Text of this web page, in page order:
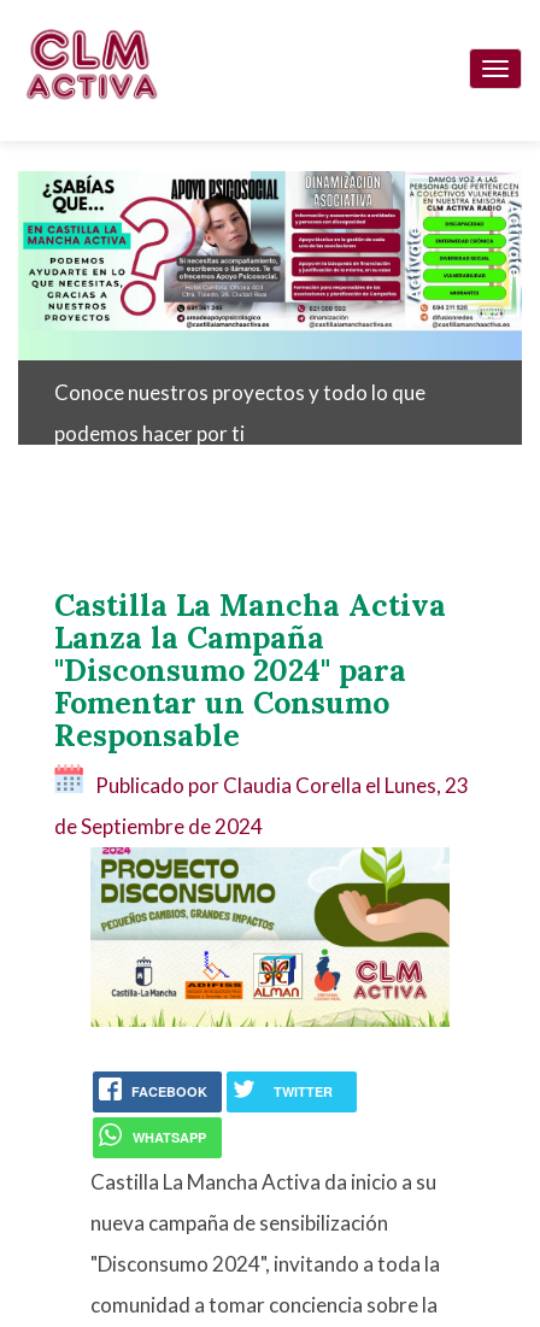
contenido
Conoce nuestros proyectos y todo lo que
podemos hacer por ti
Castilla La Mancha Activa
Lanza la Campaña
"Disconsumo 2024" para
Fomentar un Consumo
Responsable
Publicado por Claudia Corella el Lunes, 23
de Septiembre de 2024
FACEBOOK TWITTER
WHATSAPP
Castilla La Mancha Activa da inicio a su
nueva campaña de sensibilización
"Disconsumo 2024", invitando a toda la
comunidad a tomar conciencia sobre la